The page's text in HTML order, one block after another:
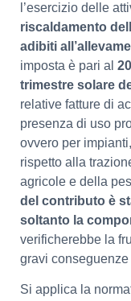
l’esercizio delle
riscaldamento
adibiti
imposta è pari al
trimestre solare
relative fatture di
presenza di uso
ovvero per
rispetto alla
agricole e della
del contributo è
soltanto la
verificherebbe la
gravi
Si applica la